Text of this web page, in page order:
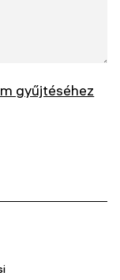
gyűjtéséhez